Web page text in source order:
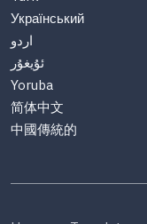
Український
اردو
ئۇيغۇر
Yoruba
简体中文
中國傳統的